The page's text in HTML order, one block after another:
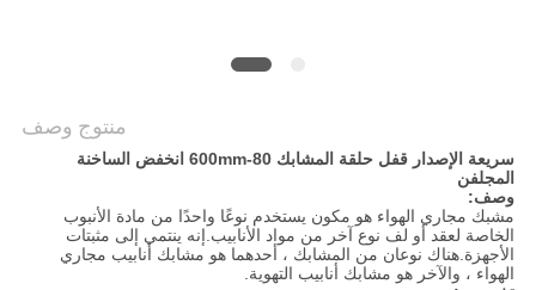
منتوج وصف
سريعة الإصدار قفل حلقة المشابك 80-600mm انخفض الساخنة
المجلفن
وصف:
مشبك مجاري الهواء هو مكون يستخدم نوعًا واحدًا من مادة الأنبوب
الخاصة لعقد أو لف نوع آخر من مواد الأنابيب.إنه ينتمي إلى مثبتات
الأجهزة.هناك نوعان من المشابك ، أحدهما هو مشابك أنابيب مجاري
الهواء ، والآخر هو مشابك أنابيب التهوية.